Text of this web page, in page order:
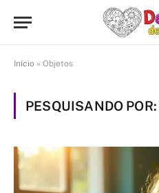
Início » Objetos
PESQUISANDO POR: